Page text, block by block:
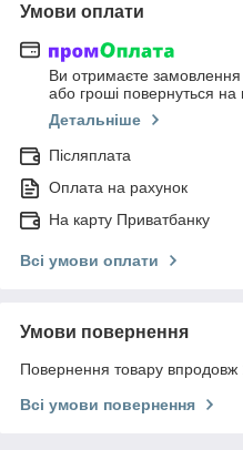
Умови оплати
Ви отримаєте замовлення
або гроші повернуться на
Детальніше
Післяплата
Оплата на рахунок
На карту Приватбанку
Всі умови оплати
Умови повернення
Повернення товару впродовж
Всі умови повернення